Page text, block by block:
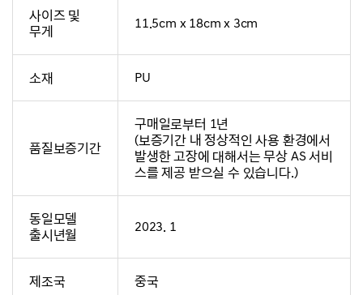
사이즈 및
무게
11.5cm x 18cm x 3cm
소재 PU
품질보증기간
구매일로부터 1년
(보증기간 내 정상적인 사용 환경에서
발생한 고장에 대해서는 무상 AS 서비
스를 제공 받으실 수 있습니다.)
동일모델
출시년월
2023. 1
제조국 중국